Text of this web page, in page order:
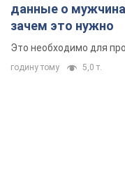
данные о
зачем это нужно
Это необходимо для
годину тому 5,0 т.